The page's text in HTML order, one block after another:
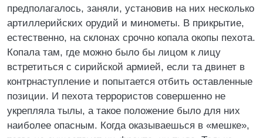
предполагалось, заняли, установив на них несколько
артиллерийских орудий и минометы. В прикрытие,
естественно, на склонах срочно копала окопы пехота.
Копала там, где можно было бы лицом к лицу
встретиться с сирийской армией, если та двинет в
контрнаступление и попытается отбить оставленные
позиции. И пехота террористов совершенно не
укрепляла тылы, а такое положение было для них
наиболее опасным. Когда оказываешься в «мешке»,